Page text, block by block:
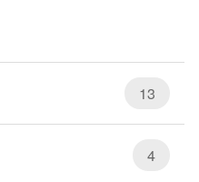
13
4